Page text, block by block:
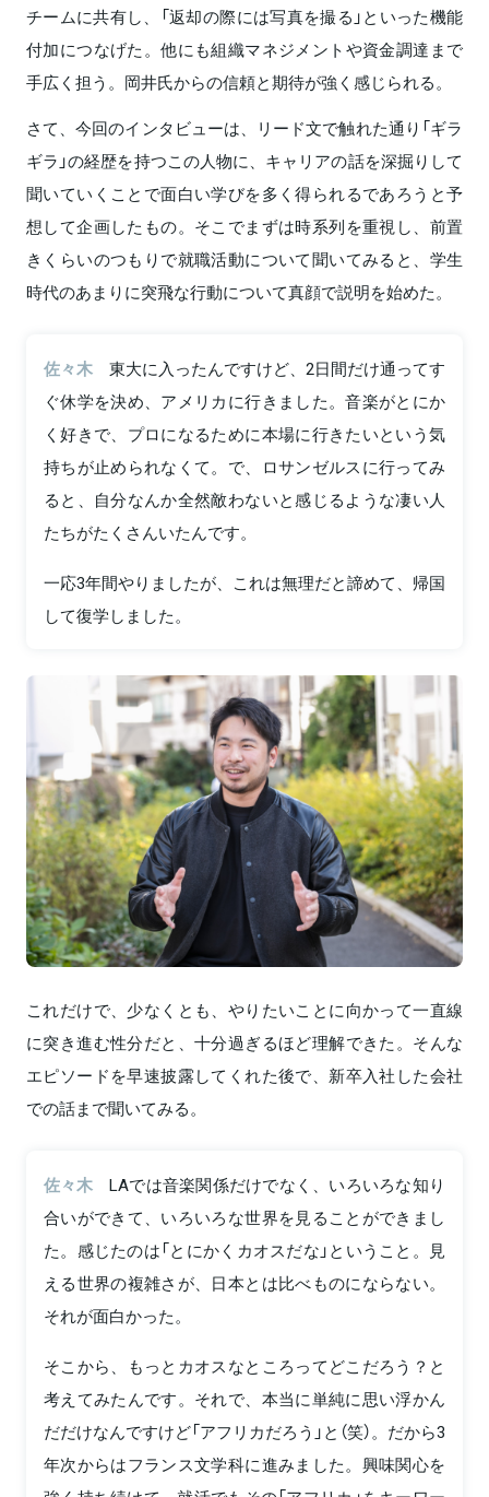
チームに共有し、「返却の際には写真を撮る」といった機能
付加につなげた。他にも組織マネジメントや資金調達まで
手広く担う。岡井氏からの信頼と期待が強く感じられる。
さて、今回のインタビューは、リード文で触れた通り「ギラ
ギラ」の経歴を持つこの人物に、キャリアの話を深掘りして
聞いていくことで面白い学びを多く得られるであろうと予
想して企画したもの。そこでまずは時系列を重視し、前置
きくらいのつもりで就職活動について聞いてみると、学生
時代のあまりに突飛な行動について真顔で説明を始めた。
佐々木
東大に入ったんですけど、2日間だけ通ってす
ぐ休学を決め、アメリカに行きました。音楽がとにか
く好きで、プロになるために本場に行きたいという気
持ちが止められなくて。で、ロサンゼルスに行ってみ
ると、自分なんか全然敵わないと感じるような凄い人
たちがたくさんいたんです。
一応3年間やりましたが、これは無理だと諦めて、帰国
して復学しました。
これだけで、少なくとも、やりたいことに向かって一直線
に突き進む性分だと、十分過ぎるほど理解できた。そんな
エピソードを早速披露してくれた後で、新卒入社した会社
での話まで聞いてみる。
佐々木
LAでは音楽関係だけでなく、いろいろな知り
合いができて、いろいろな世界を見ることができまし
た。感じたのは「とにかくカオスだな」ということ。見
える世界の複雑さが、日本とは比べものにならない。
それが面白かった。
そこから、もっとカオスなところってどこだろう？と
考えてみたんです。それで、本当に単純に思い浮かん
だだけなんですけど「アフリカだろう」と（笑）。だから3
年次からはフランス文学科に進みました。興味関心を